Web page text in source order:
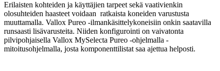
Erilaisten kohteiden ja käyttäjien tarpeet sekä vaativienkin
olosuhteiden haasteet voidaan ratkaista koneiden varustusta
muuttamalla. Vallox Pureo -ilmankäsittelykoneisiin onkin saatavilla
runsaasti lisävarusteita. Niiden konfigurointi on vaivatonta
pilvipohjaisella Vallox MySelecta Pureo -ohjelmalla -
mitoitusohjelmalla, josta komponenttilistat saa ajettua helposti.